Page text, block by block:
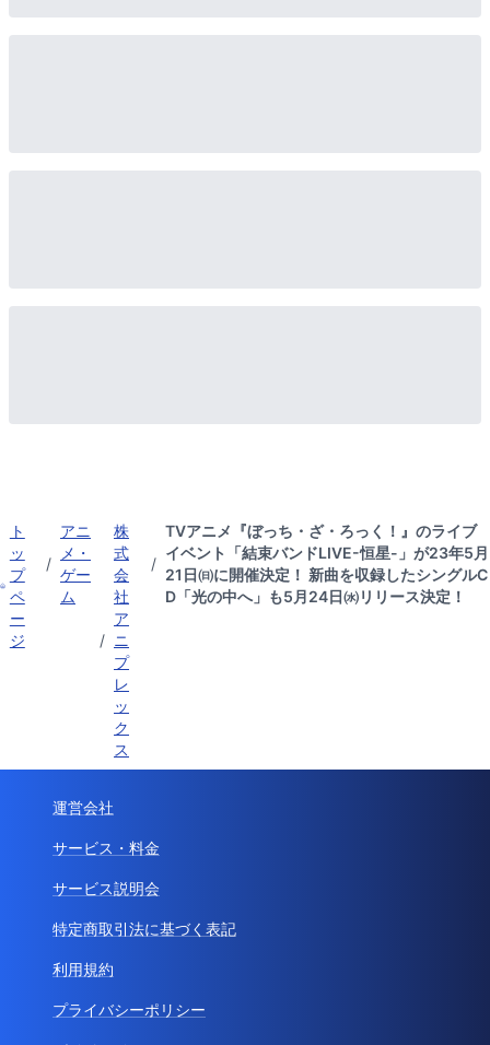
ト
ッ
プ
ペ
ー
ジ
/
アニ
メ・
ゲー
ム
/
株
式
会
社
ア
ニ
プ
レ
ッ
ク
ス
/
TVアニメ『ぼっち・ざ・ろっく！』のライブ
イベント「結束バンドLIVE-恒星-」が23年5月
21日㈰に開催決定！ 新曲を収録したシングルC
D「光の中へ」も5月24日㈬リリース決定！
運営会社
サービス・料金
サービス説明会
特定商取引法に基づく表記
利用規約
プライバシーポリシー